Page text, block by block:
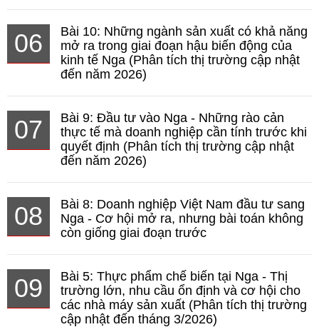
06
Bài 10: Những ngành sản xuất có khả năng
mở ra trong giai đoạn hậu biến động của
kinh tế Nga (Phân tích thị trường cập nhật
đến năm 2026)
07
Bài 9: Đầu tư vào Nga - Những rào cản
thực tế mà doanh nghiệp cần tính trước khi
quyết định (Phân tích thị trường cập nhật
đến năm 2026)
08
Bài 8: Doanh nghiệp Việt Nam đầu tư sang
Nga - Cơ hội mở ra, nhưng bài toán không
còn giống giai đoạn trước
09
Bài 5: Thực phẩm chế biến tại Nga - Thị
trường lớn, nhu cầu ổn định và cơ hội cho
các nhà máy sản xuất (Phân tích thị trường
cập nhật đến tháng 3/2026)